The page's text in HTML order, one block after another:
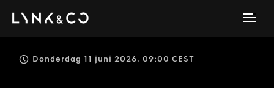
Donderdag 11 juni 2026, 09:00 CEST